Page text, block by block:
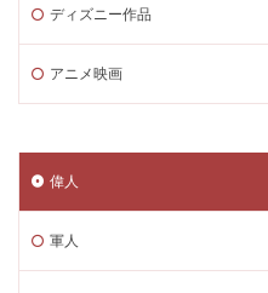
ディズニー作品
アニメ映画
偉人
軍人